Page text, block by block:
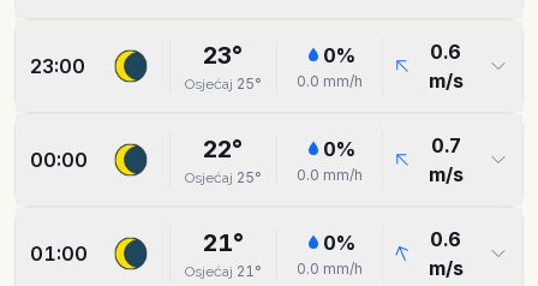
23:00 23°
Osjećaj 25°
0%
0.0 mm/h
0.6
m/s
00:00 22°
Osjećaj 25°
0%
0.0 mm/h
0.7
m/s
01:00 21°
Osjećaj 21°
0%
0.0 mm/h
0.6
m/s